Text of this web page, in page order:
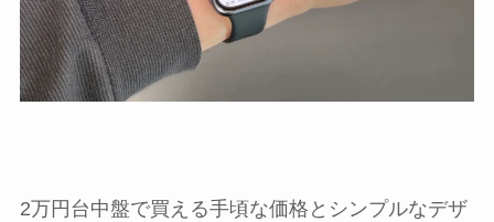
2万円台中盤で買える手頃な価格とシンプルなデザ